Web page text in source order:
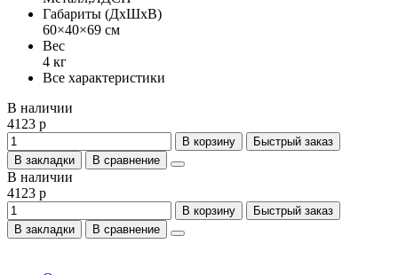
Габариты (ДхШхВ)
60×40×69 см
Вес
4 кг
Все характеристики
В наличии
4123 р
В корзину
Быстрый заказ
В закладки
В сравнение
В наличии
4123 р
В корзину
Быстрый заказ
В закладки
В сравнение